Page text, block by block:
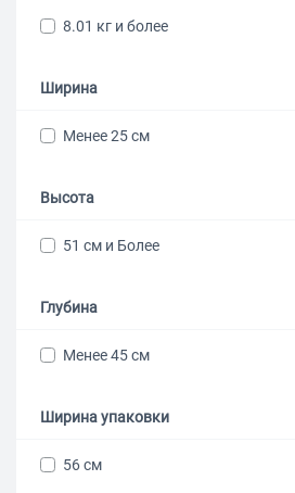
8.01 кг и более
Ширина
Менее 25 см
Высота
51 см и Более
Глубина
Менее 45 см
Ширина упаковки
56 см